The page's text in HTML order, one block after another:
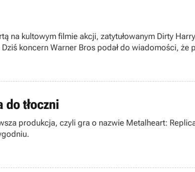
zatytułowanym Dirty Harry (Brudny Harry). Wówczas nie było jeszcze
koncern Warner Bros podał do wiadomości,
do tłoczni
produkcja, czyli gra o nazwie Metalheart: